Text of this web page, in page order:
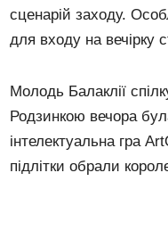
сценарій заходу.
для входу на вечірку
Молодь Балаклії
Родзинкою вечора
інтелектуальна гра
підлітки обрали